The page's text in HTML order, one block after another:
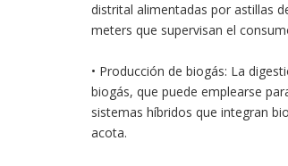
distrital alimentadas por astillas
meters que supervisan el
• Producción de biogás: La
biogás, que puede emplearse
sistemas híbridos que integran
acota.